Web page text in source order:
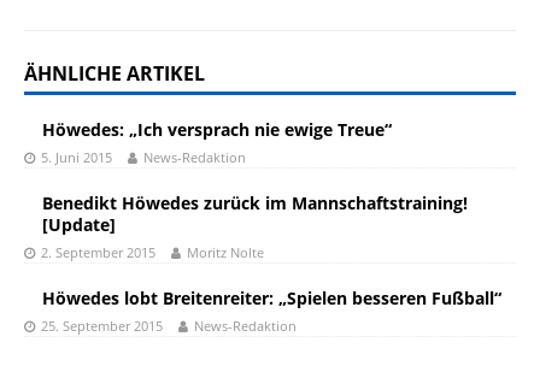
ÄHNLICHE ARTIKEL
Höwedes: „Ich versprach nie ewige Treue“
5. Juni 2015 News-Redaktion
Benedikt Höwedes zurück im Mannschaftstraining!
[Update]
2. September 2015 Moritz Nolte
Höwedes lobt Breitenreiter: „Spielen besseren Fußball“
25. September 2015 News-Redaktion